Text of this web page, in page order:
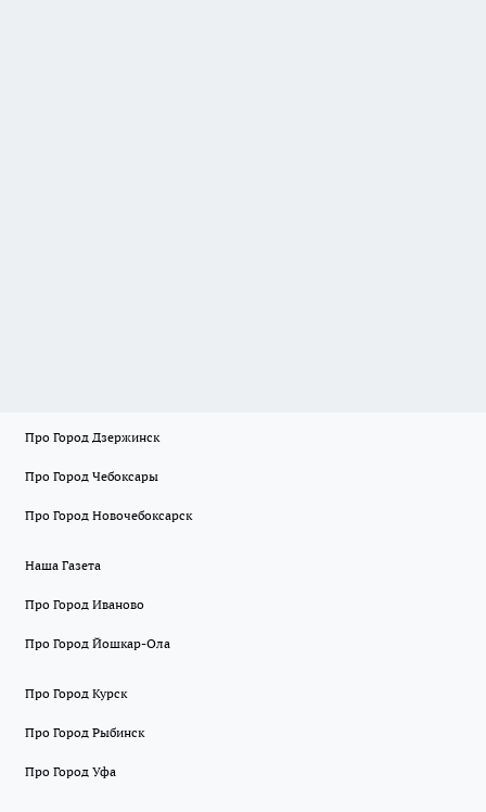
Про Город Дзержинск
Про Город Чебоксары
Про Город Новочебоксарск
Наша Газета
Про Город Иваново
Про Город Йошкар-Ола
Про Город Курск
Про Город Рыбинск
Про Город Уфа